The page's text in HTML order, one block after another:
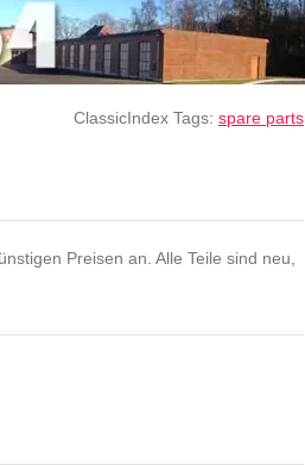
ClassicIndex Tags: spare parts
Preisen an. Alle Teile sind neu,